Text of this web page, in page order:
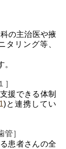
の主治医や掖
タリング等、
。
できる体制
)と連携して い
］
者さんの全